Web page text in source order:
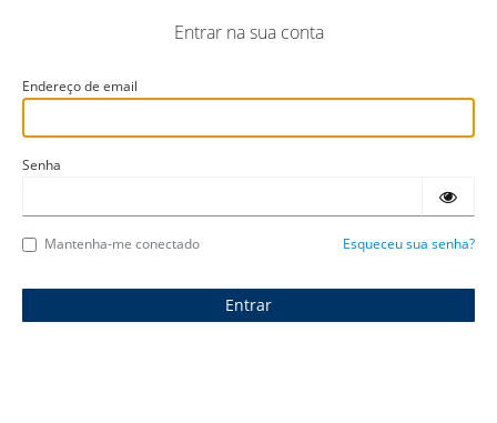
Entrar na sua conta
Endereço de email
Senha
Mantenha-me conectado Esqueceu sua senha?